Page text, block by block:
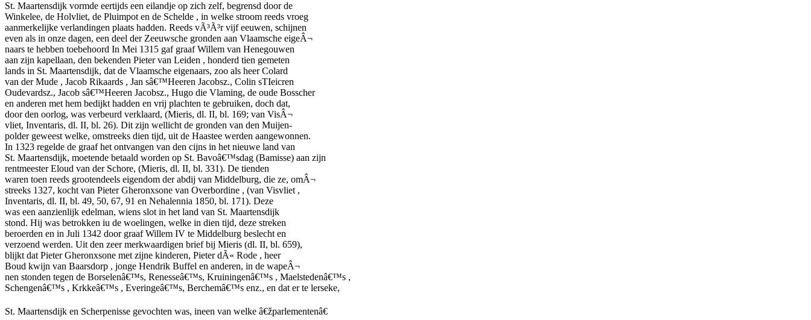
St. Maartensdijk vormde eertijds een eilandje op zich zelf, begrensd door de
Winkelee, de Holvliet, de Pluimpot en de Schelde , in welke stroom reeds vroeg
aanmerkelijke verlandingen plaats hadden. Reeds vÃ³Ã³r vijf eeuwen, schijnen
even als in onze dagen, een deel der Zeeuwsche gronden aan Vlaamsche eigeÂ¬
naars te hebben toebehoord In Mei 1315 gaf graaf Willem van Henegouwen
aan zijn kapellaan, den bekenden Pieter van Leiden , honderd tien gemeten
lands in St. Maartensdijk, dat de Vlaamsche eigenaars, zoo als heer Colard
van der Mude , Jacob Rikaards , Jan sâ€™Heeren Jacobsz., Colin sTIeicren
Oudevardsz., Jacob sâ€™Heeren Jacobsz., Hugo die Vlaming, de oude Bosscher
en anderen met hem bedijkt hadden en vrij plachten te gebruiken, doch dat,
door den oorlog, was verbeurd verklaard, (Mieris, dl. II, bl. 169; van VisÂ¬
vliet, Inventaris, dl. II, bl. 26). Dit zijn wellicht de gronden van den Muijen-
polder geweest welke, omstreeks dien tijd, uit de Haastee werden aangewonnen.
In 1323 regelde de graaf het ontvangen van den cijns in het nieuwe land van
St. Maartensdijk, moetende betaald worden op St. Bavoâ€™sdag (Bamisse) aan zijn
rentmeester Eloud van der Schore, (Mieris, dl. II, bl. 331). De tienden
waren toen reeds grootendeels eigendom der abdij van Middelburg, die ze, omÂ¬
streeks 1327, kocht van Pieter Gheronxsone van Overbordine , (van Visvliet ,
Inventaris, dl. II, bl. 49, 50, 67, 91 en Nehalennia 1850, bl. 171). Deze
was een aanzienlijk edelman, wiens slot in het land van St. Maartensdijk
stond. Hij was betrokken iu de woelingen, welke in dien tijd, deze streken
beroerden en in Juli 1342 door graaf Willem IV te Middelburg beslecht en
verzoend werden. Uit den zeer merkwaardigen brief bij Mieris (dl. II, bl. 659),
blijkt dat Pieter Gheronxsone met zijne kinderen, Pieter dÃ« Rode , heer
Boud kwijn van Baarsdorp , jonge Hendrik Buffel en anderen, in de wapeÂ¬
nen stonden tegen de Borselenâ€™s, Renesseâ€™s, Kruiningenâ€™s , Maelstedenâ€™s ,
Schengenâ€™s , Krkkeâ€™s , Everingeâ€™s, Berchemâ€™s enz., en dat er te lerseke,
St. Maartensdijk en Scherpenisse gevochten was, ineen van welke â€žparlementenâ€